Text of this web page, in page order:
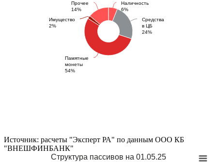
Наличность
6%
Средства
в ЦБ
24%
Памятные
монеты
54%
Имущество
2%
Прочее
14%
Источник: расчеты "Эксперт РА" по данным ООО КБ
"ВНЕШФИНБАНК"
Структура пассивов на 01.05.25